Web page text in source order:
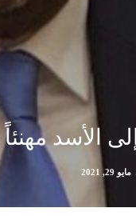
الأسد مهنئاً
مايو 29, 2021